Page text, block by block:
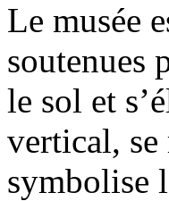
Le musée
soutenues
le sol et
vertical, se
symbolise